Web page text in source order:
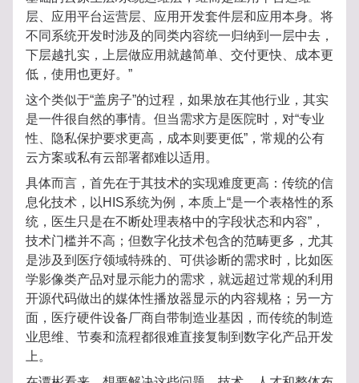
层、应用平台运营层、应用开发套件层和应用本身。将
不同系统开发时涉及的同类内容统一归纳到一层中去，
下层越扎实，上层做应用就越简单、交付更快、成本更
低，使用也更好。”
这个类似于“盖房子”的过程，如果放在其他行业，其实
是一件很自然的事情。但当需求方是医院时，对“专业
性、隐私保护要求更高，成本则要更低”，常规的公有
云方案或私有云部署都难以适用。
具体而言，首先在于其技术的实现难度更高：传统的信
息化技术，以HIS系统为例，本质上“是一个表格性的系
统，医生只是在不断处理表格中的字段状态和内容”，
技术门槛并不高；但数字化技术包含的范畴更多，尤其
是涉及到医疗领域特殊的、可供诊断的需求时，比如医
学影像类产品对显示能力的需求，就远超过常规的利用
开源代码做出的媒体性播放器显示的内容规格；另一方
面，医疗硬件设备厂商自带制造业基因，而传统的制造
业思维、节奏和流程都很难直接复制到数字化产品开发
上。